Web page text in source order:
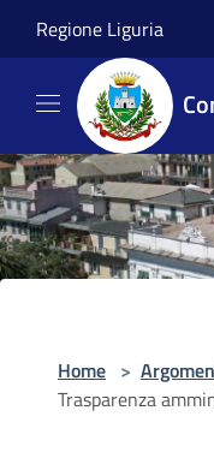
Regione Liguria
Home >
Trasparenza